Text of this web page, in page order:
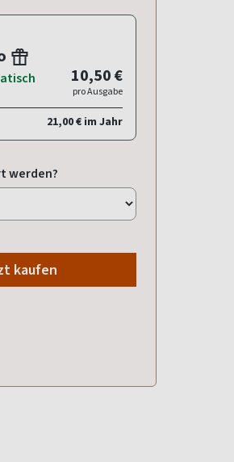
10,50 €
pro Ausgabe
21,00 € im Jahr
werden?
kaufen